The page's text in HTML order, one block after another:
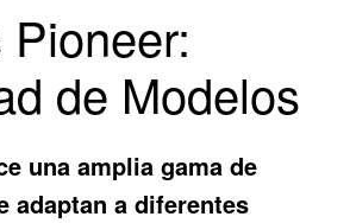
de Modelos
una amplia gama de
adaptan a diferentes